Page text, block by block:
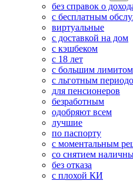
без справок о
с бесплатным
виртуальные
с доставкой на дом
с кэшбеком
с 18 лет
с большим лимитом
с льготным
для пенсионеров
безработным
одобряют всем
лучшие
по паспорту
с моментальным
со снятием
без отказа
с плохой КИ